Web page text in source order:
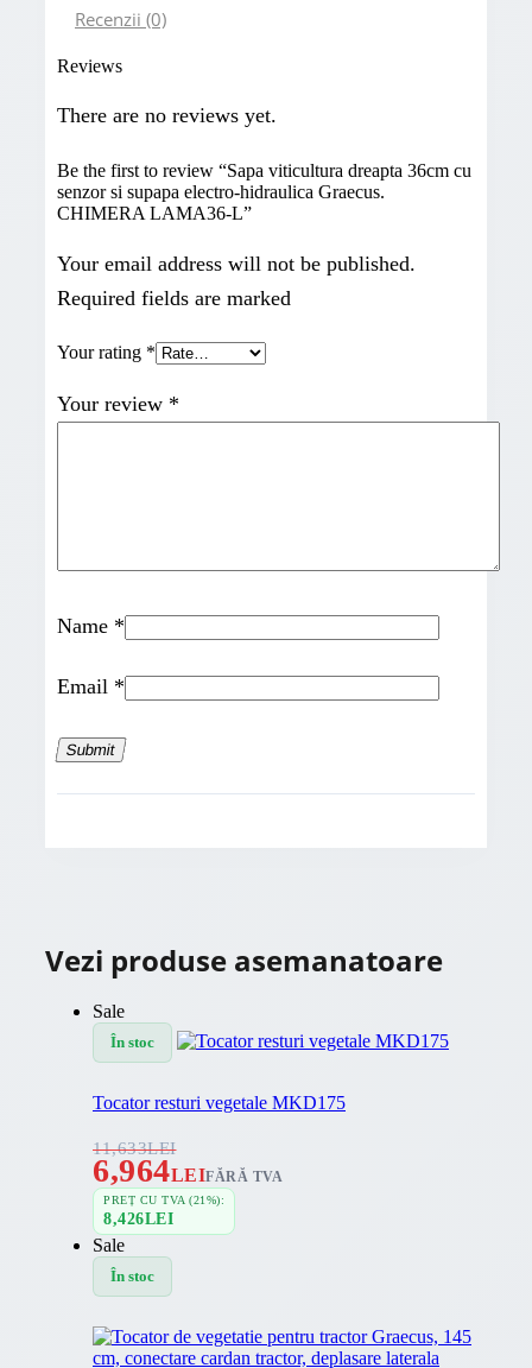
Recenzii (0)
Reviews
There are no reviews yet.
Be the first to review “Sapa viticultura dreapta 36cm cu
senzor si supapa electro-hidraulica Graecus.
CHIMERA LAMA36-L”
Your email address will not be published.
Required fields are marked
Your rating *
Your review *
Name *
Email *
Vezi produse asemanatoare
Sale
În stoc
Tocator resturi vegetale MKD175
11,633LEI
6,964LEIFĂRĂ TVA
PREȚ CU TVA (21%):
8,426LEI
Sale
În stoc